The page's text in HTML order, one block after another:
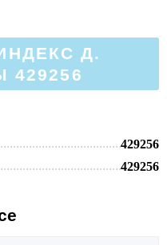
Д.
429256
429256